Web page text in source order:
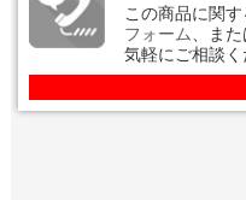
この商品に関
フォーム
、ま
気軽にご相談く